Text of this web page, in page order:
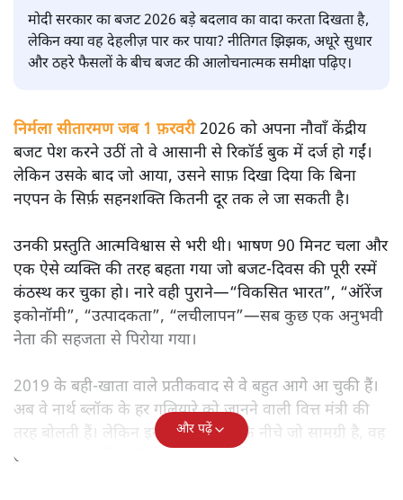
सतीश झा
मोदी सरकार का बजट 2026 बड़े बदलाव का वादा करता दिखता है,
और ठहरे फैसलों के बीच बजट की आलोचनात्मक समीक्षा पढ़िए।
बजट पेश करने उठीं तो वे आसानी से रिकॉर्ड बुक में दर्ज हो गईं।
लेकिन उसके बाद जो आया, उसने साफ़ दिखा दिया कि बिना
नएपन के सिर्फ़ सहनशक्ति कितनी दूर तक ले जा सकती है।